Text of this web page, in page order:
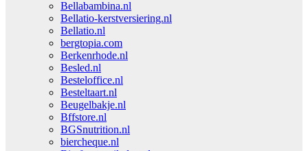
Bellabambina.nl
Bellatio-kerstversiering.nl
Bellatio.nl
bergtopia.com
Berkenrhode.nl
Besled.nl
Besteloffice.nl
Besteltaart.nl
Beugelbakje.nl
Bffstore.nl
BGSnutrition.nl
biercheque.nl